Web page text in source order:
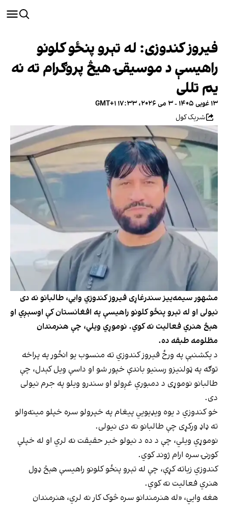
فیروز کندوزی: له تېرو پنځو کلونو
راهیسې د موسیقۍ هیڅ پروګرام ته نه
یم تللی
۱۳ غویی ۱۴۰۵ - ۳ می ۲۰۲۶، ۱۷:۳۳ GMT+۱
شریک کول
مشهور سیمه‌ییز سندرغاړی فیروز کندوزي وايي، طالبانو نه دی
نیولی او له تېرو پنځو کلونو راهیسې په افغانستان کې اوسېږي او
هېڅ هنري فعالیت نه کوي. نوموړي ویلي، چې هنرمندان
مظلومه طبقه ده.
د یکشنبې په ورځ فیروز کندوزي ته منسوب یو انځور په پراخه
توګه په ټولنیزو رسنیو باندې خپور شو او داسې ویل کېدل، چې
طالبانو نوموړی د دمبوري غږولو او سندرو ویلو په جرم نیولی
دی.
خو کندوزي د یوه ویډیويي پیغام په خپرولو سره خپلو مینه‌والو
ته ډاډ ورکړی چې طالبانو نه دی نیولی.
نوموړي ویلي، چې د ده د نیولو خبر حقیقت نه لري او له خپلې
کورنۍ سره ارام ژوند کوي.
کندوزي زیاته کړې، چې له تېرو پنځو کلونو راهیسې هېڅ ډول
هنري فعالیت نه کوي.
هغه وايي، «له هنرمندانو سره څوک کار نه لري، هنرمندان